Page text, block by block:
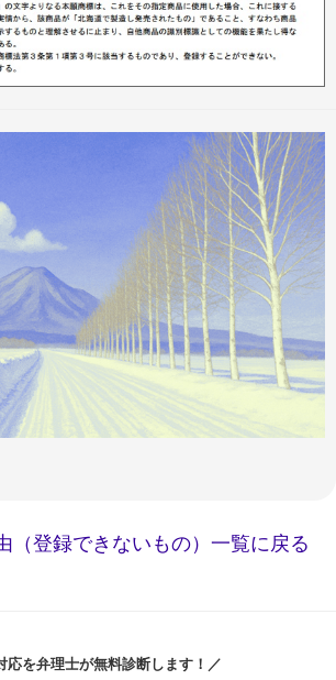
（登録できないもの）一覧に戻る
応を弁理士が無料診断します！／